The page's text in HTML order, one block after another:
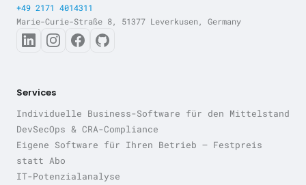
+49 2171 4014311
Marie-Curie-Straße 8, 51377 Leverkusen, Germany
Services
Individuelle Business-Software für den Mittelstand
DevSecOps & CRA-Compliance
Eigene Software für Ihren Betrieb — Festpreis
statt Abo
IT-Potenzialanalyse